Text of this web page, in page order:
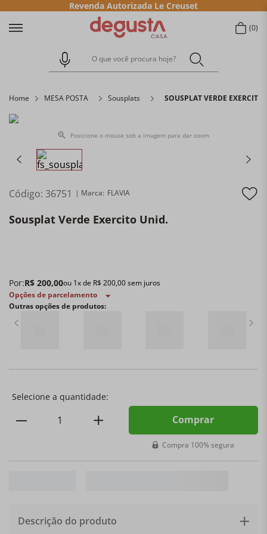
Revenda Autorizada Le Creuset
0
O que você procura hoje?
Home MESA POSTA Sousplats SOUSPLAT VERDE
Posicione o mouse sob a imagem para dar zoom
Código: 36751 FLAVIA
Sousplat Verde Exercito Unid.
Por:R$ 200,00ou 1x de R$ 200,00sem juros
Opções de parcelamento
Outras opções de produtos:
Comprar
Compra 100% segura
Descrição do produto